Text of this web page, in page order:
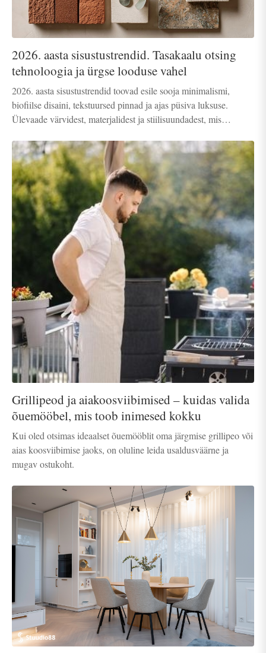
2026. aasta sisustustrendid. Tasakaalu otsing
tehnoloogia ja ürgse looduse vahel
2026. aasta sisustustrendid toovad esile sooja minimalismi,
biofiilse disaini, tekstuursed pinnad ja ajas püsiva luksuse.
Ülevaade värvidest, materjalidest ja stiilisuundadest, mis
Grillipeod ja aiakoosviibimised – kuidas valida
õuemööbel, mis toob inimesed kokku
Kui oled otsimas ideaalset õuemööblit oma järgmise grillipeo või
aias koosviibimise jaoks, on oluline leida usaldusväärne ja
mugav ostukoht.